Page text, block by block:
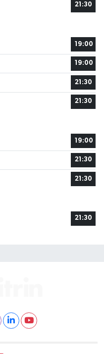
21:30
19:00
19:00
21:30
21:30
19:00
21:30
21:30
21:30